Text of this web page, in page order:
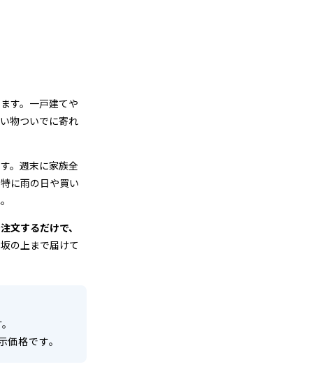
す。一戸建てや
物ついでに寄れ
。週末に家族全
に雨の日や買い
文するだけで、
の上まで届けて
価格です。